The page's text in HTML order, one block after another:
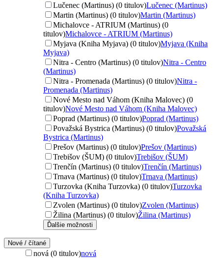
Lučenec (Martinus) (0 titulov)Lučenec (Martinus)
Martin (Martinus) (0 titulov)Martin (Martinus)
Michalovce - ATRIUM (Martinus) (0
titulov)Michalovce - ATRIUM (Martinus)
Myjava (Kniha Myjava) (0 titulov)Myjava (Kniha
Myjava)
Nitra - Centro (Martinus) (0 titulov)Nitra - Centro
(Martinus)
Nitra - Promenada (Martinus) (0 titulov)Nitra -
Promenada (Martinus)
Nové Mesto nad Váhom (Kniha Malovec) (0
titulov)Nové Mesto nad Váhom (Kniha Malovec)
Poprad (Martinus) (0 titulov)Poprad (Martinus)
Považská Bystrica (Martinus) (0 titulov)Považská
Bystrica (Martinus)
Prešov (Martinus) (0 titulov)Prešov (Martinus)
Trebišov (ŠUM) (0 titulov)Trebišov (ŠUM)
Trenčín (Martinus) (0 titulov)Trenčín (Martinus)
Trnava (Martinus) (0 titulov)Trnava (Martinus)
Turzovka (Kniha Turzovka) (0 titulov)Turzovka
(Kniha Turzovka)
Zvolen (Martinus) (0 titulov)Zvolen (Martinus)
Žilina (Martinus) (0 titulov)Žilina (Martinus)
Ďalšie možnosti
Nové / čítané
nová (0 titulov)nová